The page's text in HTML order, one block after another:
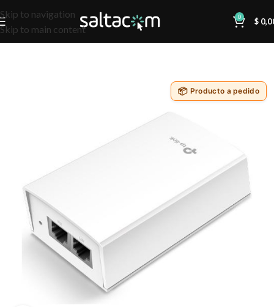
Skip to navigation
Skip to main content
0 $
Producto a pedido